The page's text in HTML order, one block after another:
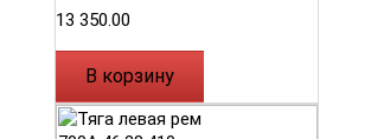
13 350.00
В корзину